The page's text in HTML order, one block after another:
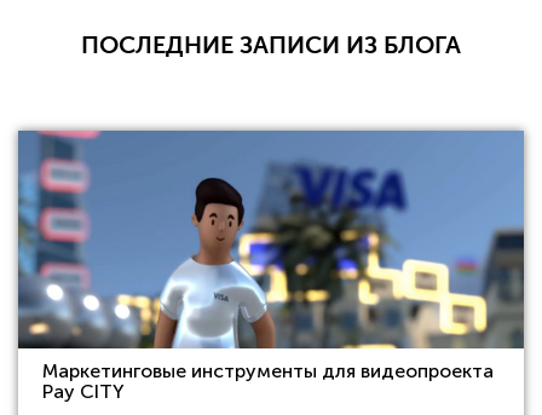
ПОСЛЕДНИЕ ЗАПИСИ ИЗ БЛОГА
Маркетинговые инструменты для видеопроекта
Pay CITY